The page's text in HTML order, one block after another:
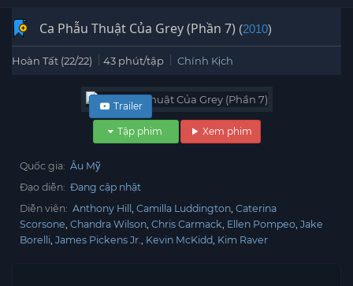
Ca Phẫu Thuật Của Grey (Phần 7) (2010)
Hoàn Tất (22/22) 43 phút/tập Chính Kịch
Xem phim
Trailer
Tập phim
Quốc gia: Âu Mỹ
Đạo diễn: Đang cập nhật
Diễn viên: Anthony Hill Camilla Luddington Caterina
Scorsone Chandra Wilson Chris Carmack Ellen Pompeo Jake
Borelli James Pickens Jr. Kevin McKidd Kim Raver